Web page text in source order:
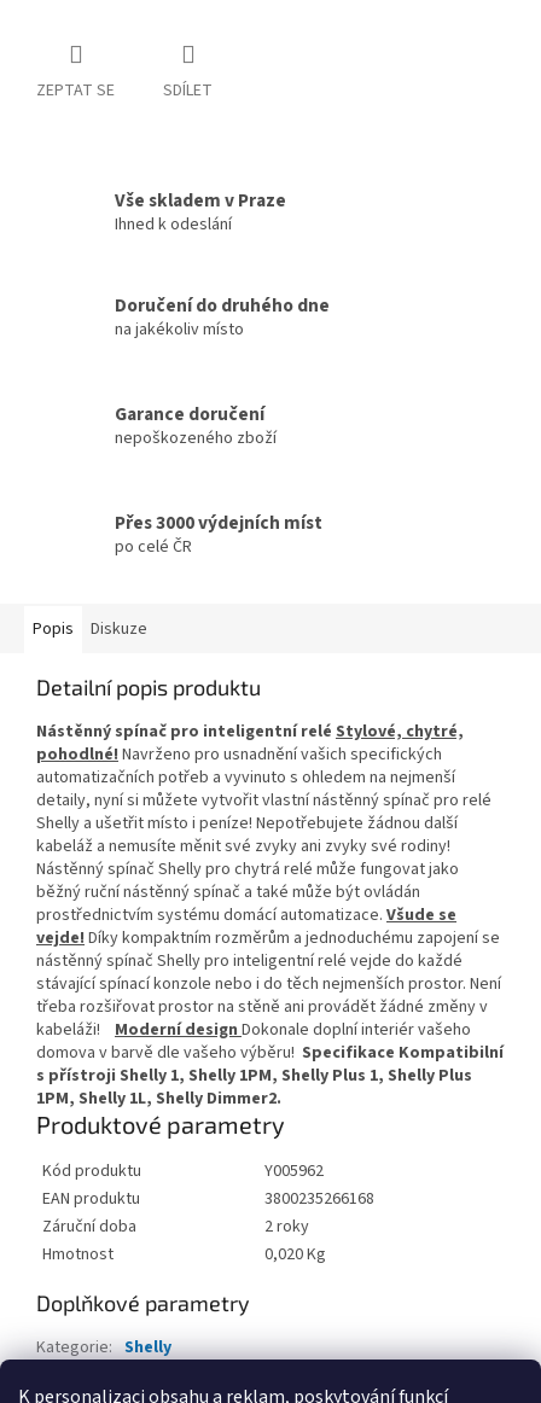
K personalizaci obsahu a reklam, poskytování funkcí
ZEPTAT SE SDÍLET
Vše skladem v Praze
Ihned k odeslání
Doručení do druhého dne
na jakékoliv místo
Garance doručení
nepoškozeného zboží
Přes 3000 výdejních míst
po celé ČR
Popis Diskuze
Detailní popis produktu
Nástěnný spínač pro inteligentní relé Stylové, chytré,
pohodlné!Navrženo pro usnadnění vašich specifických
automatizačních potřeb a vyvinuto s ohledem na nejmenší
detaily, nyní si můžete vytvořit vlastní nástěnný spínač pro relé
Shelly a ušetřit místo i peníze! Nepotřebujete žádnou další
kabeláž a nemusíte měnit své zvyky ani zvyky své rodiny!
Nástěnný spínač Shelly pro chytrá relé může fungovat jako
běžný ruční nástěnný spínač a také může být ovládán
prostřednictvím systému domácí automatizace. Všude se
vejde!Díky kompaktním rozměrům a jednoduchému zapojení se
nástěnný spínač Shelly pro inteligentní relé vejde do každé
stávající spínací konzole nebo i do těch nejmenších prostor. Není
třeba rozšiřovat prostor na stěně ani provádět žádné změny v
kabeláži!
Moderní designDokonale doplní interiér vašeho
domova v barvě dle vašeho výběru! Specifikace Kompatibilní
s přístroji Shelly 1, Shelly 1PM, Shelly Plus 1, Shelly Plus
1PM, Shelly 1L, Shelly Dimmer2.
Produktové parametry
Kód produktu
Y005962
EAN produktu
3800235266168
Záruční doba
2 roky
Hmotnost
0,020 Kg
Doplňkové parametry
Kategorie: Shelly